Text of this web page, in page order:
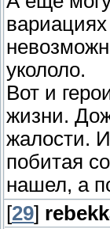
укололо.
Вот и
жизни.
жалости.
побитая
нашел, а
[29]